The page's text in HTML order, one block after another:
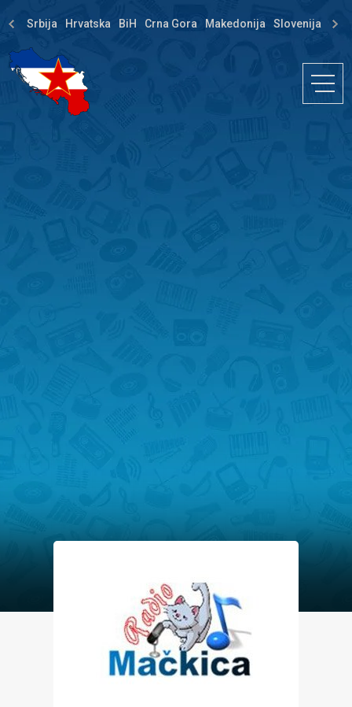
Srbija Hrvatska BiH Crna Gora Makedonija Slovenija